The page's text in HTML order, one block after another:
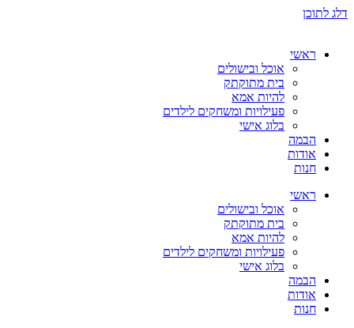
דלג לתוכן
ראשי
אוכל ובישולים
בית מתוקתק
להיות אמא
פעילויות ומשחקים לילדים
בלוג אישי
הבמה
אודות
חנות
ראשי
אוכל ובישולים
בית מתוקתק
להיות אמא
פעילויות ומשחקים לילדים
בלוג אישי
הבמה
אודות
חנות